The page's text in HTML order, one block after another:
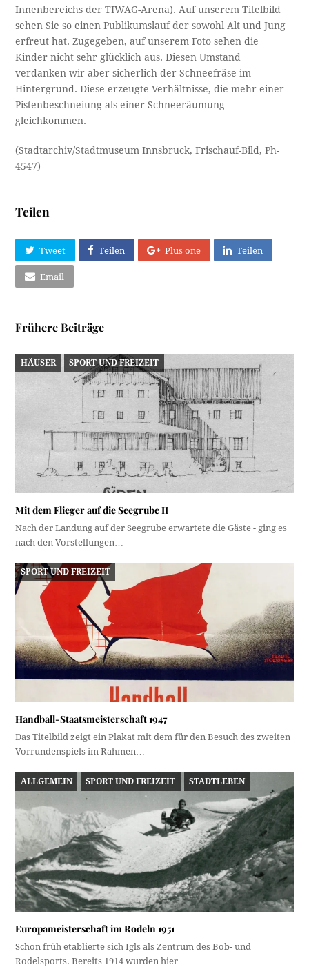
Innenbereichs der TIWAG-Arena). Auf unserem Titelbild
sehen Sie so einen Publikumslauf der sowohl Alt und Jung
erfreut hat. Zugegeben, auf unserem Foto sehen die
Kinder nicht sehr glücklich aus. Diesen Umstand
verdanken wir aber sicherlich der Schneefräse im
Hintergrund. Diese erzeugte Verhältnisse, die mehr einer
Pistenbeschneiung als einer Schneeräumung
gleichkommen.
(Stadtarchiv/Stadtmuseum Innsbruck, Frischauf-Bild, Ph-
4547)
Teilen
Tweet Teilen Plus one Teilen
Email
Frühere Beiträge
HÄUSER SPORT UND FREIZEIT
Mit dem Flieger auf die Seegrube II
Nach der Landung auf der Seegrube erwartete die Gäste - ging es
nach den Vorstellungen…
SPORT UND FREIZEIT
Handball-Staatsmeisterschaft 1947
Das Titelbild zeigt ein Plakat mit dem für den Besuch des zweiten
Vorrundenspiels im Rahmen…
ALLGEMEIN SPORT UND FREIZEIT STADTLEBEN
Europameisterschaft im Rodeln 1951
Schon früh etablierte sich Igls als Zentrum des Bob- und
Rodelsports. Bereits 1914 wurden hier…